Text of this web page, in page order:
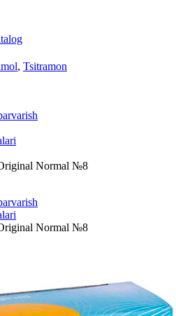
, Tsitramon
Normal №8
Normal №8